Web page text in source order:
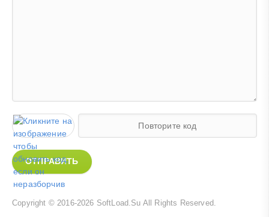
ОТПРАВИТЬ
Copyright © 2016-2026 SoftLoad.Su All Rights Reserved.